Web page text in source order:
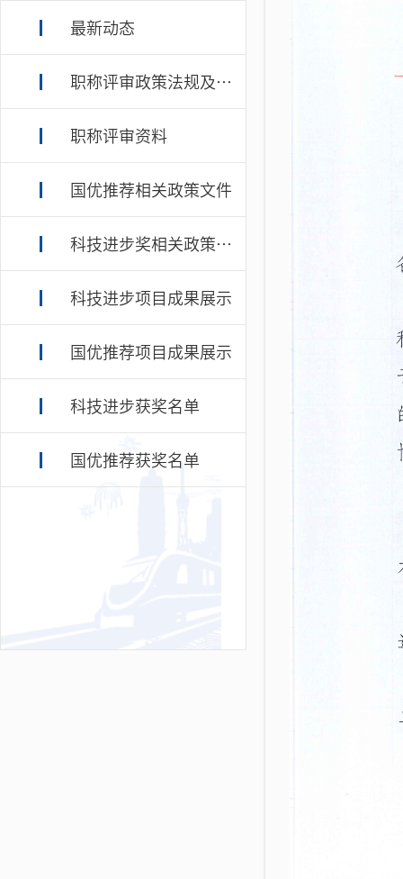
最新动态
职称评审政策法规及规章制度
职称评审资料
国优推荐相关政策文件
科技进步奖相关政策文件
科技进步项目成果展示
国优推荐项目成果展示
科技进步获奖名单
国优推荐获奖名单